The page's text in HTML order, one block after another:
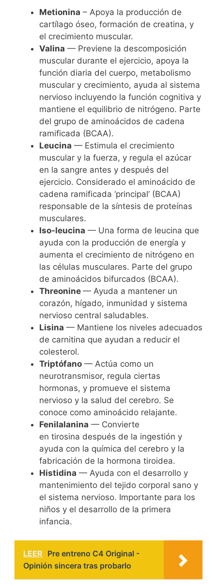
Metionina – Apoya la producción de
cartílago óseo, formación de creatina, y
el crecimiento muscular.
Valina — Previene la descomposición
muscular durante el ejercicio, apoya la
función diaria del cuerpo, metabolismo
muscular y crecimiento, ayuda al sistema
nervioso incluyendo la función cognitiva y
mantiene el equilibrio de nitrógeno. Parte
del grupo de aminoácidos de cadena
ramificada (BCAA).
Leucina — Estimula el crecimiento
muscular y la fuerza, y regula el azúcar
en la sangre antes y después del
ejercicio. Considerado el aminoácido de
cadena ramificada ‘principal’ (BCAA)
responsable de la síntesis de proteínas
musculares.
Iso-leucina — Una forma de leucina que
ayuda con la producción de energía y
aumenta el crecimiento de nitrógeno en
las células musculares. Parte del grupo
de aminoácidos bifurcados (BCAA).
Threonine — Ayuda a mantener un
corazón, hígado, inmunidad y sistema
nervioso central saludables.
Lisina — Mantiene los niveles adecuados
de carnitina que ayudan a reducir el
colesterol.
Triptófano — Actúa como un
neurotransmisor, regula ciertas
hormonas, y promueve el sistema
nervioso y la salud del cerebro. Se
conoce como aminoácido relajante.
Fenilalanina — Convierte
en tirosina después de la ingestión y
ayuda con la química del cerebro y la
fabricación de la hormona tiroidea.
Histidina — Ayuda con el desarrollo y
mantenimiento del tejido corporal sano y
el sistema nervioso. Importante para los
niños y el desarrollo de la primera
infancia.
LEER Pre entreno C4 Original -
Opinión sincera tras probarlo